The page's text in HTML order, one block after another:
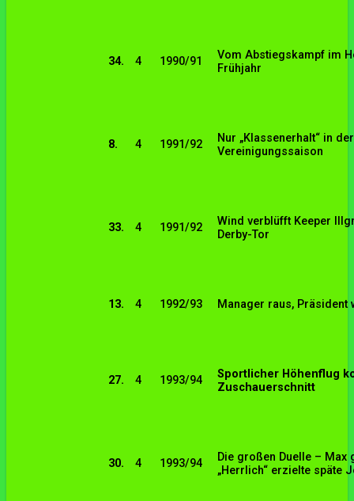
34. 4 1990/91
Vom Abstiegskampf im
Frühjahr
8. 4 1991/92
Nur „Klassenerhalt“ in
Vereinigungssaison
33. 4 1991/92
Wind verblüfft Keeper
Derby-Tor
13. 4 1992/93 Manager raus, Präsident
27. 4 1993/94
Sportlicher Höhenflug
Zuschauerschnitt
30. 4 1993/94
Die großen Duelle – Max
„Herrlich“ erzielte späte